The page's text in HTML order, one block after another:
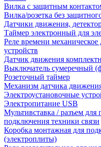
Вилка с защитным
Вилка/розетка без
Датчики движения,
Таймер электронный для
Реле времени механическое
устройств
Датчик движения
Выключатель сумеречный
Розеточный таймер
Механизм датчика
Электроустановочные
Электропитание USB
Мультивставка / разъем
подключения техники связи
Коробка монтажная для
(электроплиты)